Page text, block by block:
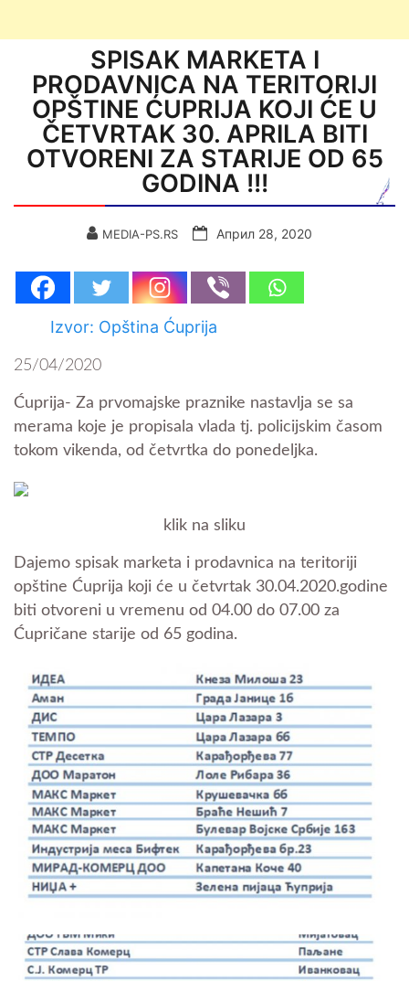
SPISAK MARKETA I
PRODAVNICA NA TERITORIJI
OPŠTINE ĆUPRIJA KOJI ĆE U
ČETVRTAK 30. APRILA BITI
OTVORENI ZA STARIJE OD 65
GODINA !!!
MEDIA-PS.RS Април 28, 2020
Izvor: Opština Ćuprija
25/04/2020
Ćuprija- Za prvomajske praznike nastavlja se sa
merama koje je propisala vlada tj. policijskim časom
tokom vikenda, od četvrtka do ponedeljka.
klik na sliku
Dajemo spisak marketa i prodavnica na teritoriji
opštine Ćuprija koji će u četvrtak 30.04.2020.godine
biti otvoreni u vremenu od 04.00 do 07.00 za
Ćupričane starije od 65 godina.